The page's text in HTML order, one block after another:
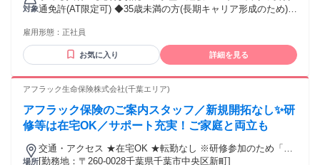
＋報奨金＋役職手当＋資格手当他 ※上記には、固定残業代
（月45時間分／69,660円）を含みます。固定残業代は残業が
ヶ月で、その間の雇用形態は契約社員です。 月給は250,000円
になります。 上記額には固定残業代（月35時間分／51,205円
分）を含みます。 固定残業代は残業がない場合も支給し、超
過分は別途支給します。 年収例 1） 年収750万円 24歳（未
経験者）/ 2年目 2）年収600万円 23歳（未経験者）/ 1年目
対象通免許(AT限定可) ◆35歳未満の方(長期キャリア形成のため)
ポジティブに物事を捉え、意欲や向上心のある方 ◆人とのコ
ミュニケーションが好きな方 ◆当社の成長コアメンバーとし
て、スピーディーなキャリアアップを叶えたい ◆頑張った分
物取引士などの関連資格 ◆不動産営業や不動産系の経験 ◆営
雇用形態： 正社員
お気に入り 詳細を見る
アフラック生命保険株式会社(千葉エリア)
アフラック保険のご案内スタッフ／新規開拓なし✨研
修等は在宅OK／サポート充実！ご家庭と両立も
場所
交通・アクセス ★在宅OK ★転勤なし ※研修参加のため「新
宿区西新宿」への出社あり
[勤務地：〒260-0028千葉県千葉市中央区新町]